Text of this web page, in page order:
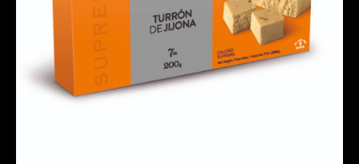
Turrones Tradicionales
TURRÓN DE JIJONA
1,00€ IVA inc.